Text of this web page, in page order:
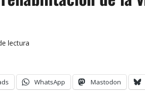
lectura
WhatsApp Mastodon